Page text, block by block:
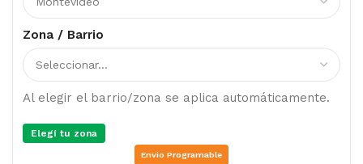
Zona / Barrio
Al elegir el barrio/zona se aplica automáticamente.
Elegí tu zona
Envio Programable